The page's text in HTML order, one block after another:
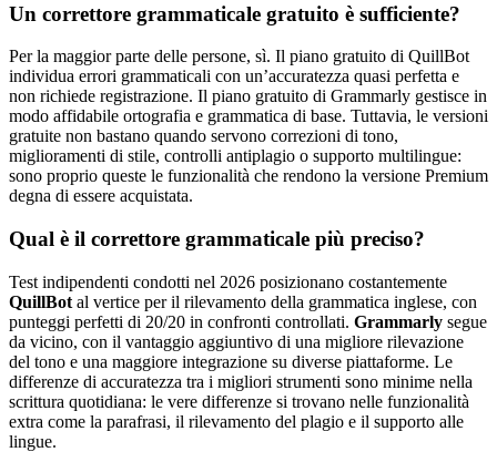
Un correttore grammaticale gratuito è sufficiente?
Per la maggior parte delle persone, sì. Il piano gratuito di QuillBot
individua errori grammaticali con un’accuratezza quasi perfetta e
non richiede registrazione. Il piano gratuito di Grammarly gestisce in
modo affidabile ortografia e grammatica di base. Tuttavia, le versioni
gratuite non bastano quando servono correzioni di tono,
miglioramenti di stile, controlli antiplagio o supporto multilingue:
sono proprio queste le funzionalità che rendono la versione Premium
degna di essere acquistata.
Qual è il correttore grammaticale più preciso?
Test indipendenti condotti nel 2026 posizionano costantemente
QuillBot al vertice per il rilevamento della grammatica inglese, con
punteggi perfetti di 20/20 in confronti controllati. Grammarly segue
da vicino, con il vantaggio aggiuntivo di una migliore rilevazione
del tono e una maggiore integrazione su diverse piattaforme. Le
differenze di accuratezza tra i migliori strumenti sono minime nella
scrittura quotidiana: le vere differenze si trovano nelle funzionalità
extra come la parafrasi, il rilevamento del plagio e il supporto alle
lingue.